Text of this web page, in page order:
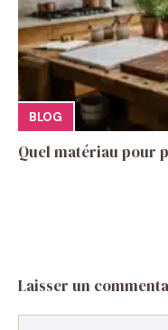
BLOG
Quel matériau pour
Laisser un